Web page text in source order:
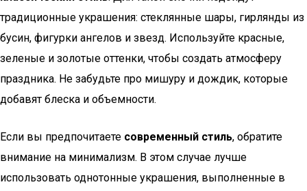
традиционные украшения: стеклянные шары, гирлянды из
бусин, фигурки ангелов и звезд. Используйте красные,
зеленые и золотые оттенки, чтобы создать атмосферу
праздника. Не забудьте про мишуру и дождик, которые
добавят блеска и объемности.
Если вы предпочитаете современный стиль, обратите
внимание на минимализм. В этом случае лучше
использовать однотонные украшения, выполненные в